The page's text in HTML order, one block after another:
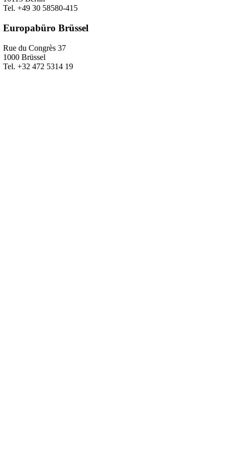
Tel. +49 30 58580-415
Europabüro Brüssel
Rue du Congrès 37
1000 Brüssel
Tel. +32 472 5314 19